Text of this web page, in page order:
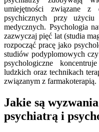
umiejętności związane z
psychicznych przy
medycznych. Psychologia
zazwyczaj pięć lat (studia
rozpocząć pracę jako
studiów podyplomowych
psychologiczne
ludzkich oraz technikach
związanym z farmakoterapią.
Jakie są
psychiatrą i